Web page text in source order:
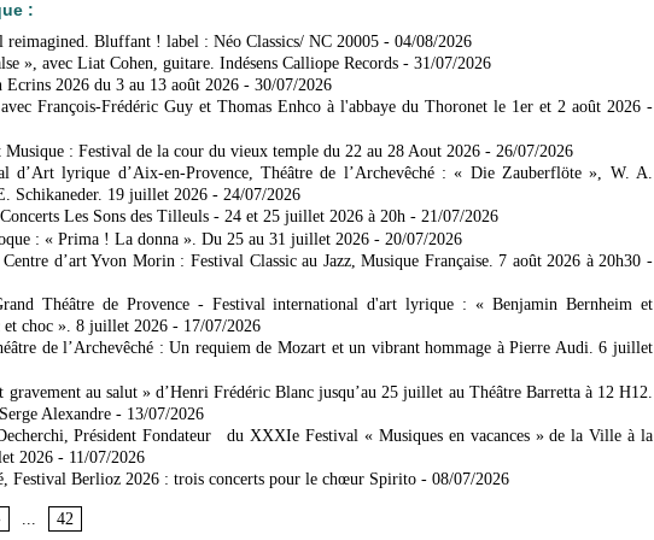
:
reimagined. Bluffant ! label : Néo Classics/ NC 20005 - 04/08/2026
», avec Liat Cohen, guitare. Indésens Calliope Records - 31/07/2026
Ecrins 2026 du 3 au 13 août 2026 - 30/07/2026
François-Frédéric Guy et Thomas Enhco à l'abbaye du Thoronet le 1er et 2 août 2026 -
Musique : Festival de la cour du vieux temple du 22 au 28 Aout 2026 - 26/07/2026
d’Art lyrique d’Aix-en-Provence, Théâtre de l’Archevêché : « Die Zauberflöte », W. A.
Schikaneder. 19 juillet 2026 - 24/07/2026
Les Sons des Tilleuls - 24 et 25 juillet 2026 à 20h - 21/07/2026
: « Prima ! La donna ». Du 25 au 31 juillet 2026 - 20/07/2026
d’art Yvon Morin : Festival Classic au Jazz, Musique Française. 7 août 2026 à 20h30 -
Théâtre de Provence - Festival international d'art lyrique : « Benjamin Bernheim et
choc ». 8 juillet 2026 - 17/07/2026
de l’Archevêché : Un requiem de Mozart et un vibrant hommage à Pierre Audi. 6 juillet
au salut » d’Henri Frédéric Blanc jusqu’au 25 juillet au Théâtre Barretta à 12 H12.
Alexandre - 13/07/2026
Président Fondateur du XXXIe Festival « Musiques en vacances » de la Ville à la
2026 - 11/07/2026
Festival Berlioz 2026 : trois concerts pour le chœur Spirito - 08/07/2026
42